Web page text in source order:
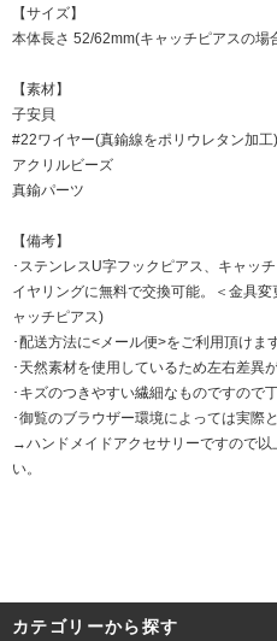
【サイズ】
本体長さ 52/62mm(キャッチピアスの場
【素材】
子安貝
#22ワイヤー(真鍮線をポリウレタン加工)
アクリルビーズ
真鍮パーツ
【備考】
･ステンレスU字フックピアス、キャッ
イヤリングに無料で交換可能。＜金具
ャッチピアス)
･配送方法に<メール便>をご利用頂けます
･天然素材を使用しているため左右差異
･キズのつきやすい繊細なものですので
･御覧のブラウザー環境によっては実際
→ハンドメイドアクセサリーですので以
い。
カテゴリーから探す